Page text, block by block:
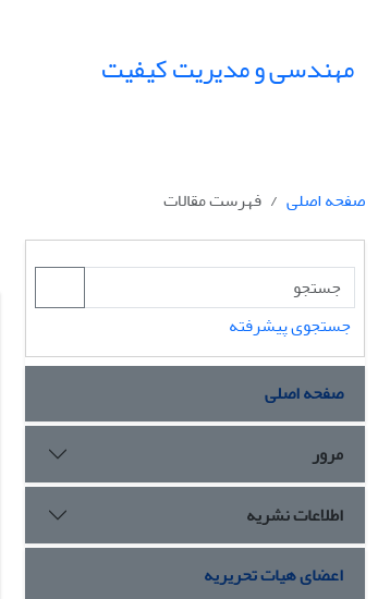
مهندسی و مدیریت کیفیت
صفحه اصلی
فهرست مقالات
جستجوی پیشرفته
صفحه اصلی
مرور
اطلاعات نشریه
اعضای هیات تحریریه